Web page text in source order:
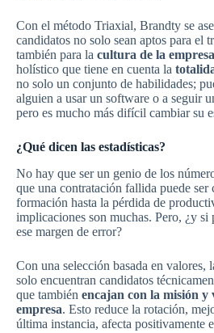
Con el método Triaxial, Brandty se
candidatos no solo sean aptos para el
también para la cultura de la empresa
holístico que tiene en cuenta la
no solo un conjunto de habilidades;
alguien a usar un software o a seguir
pero es mucho más difícil cambiar su
¿Qué dicen las estadísticas?
No hay que ser un genio de los
que una contratación fallida puede ser
formación hasta la pérdida de
implicaciones son muchas. Pero, ¿y si
ese margen de error?
Con una selección basada en valores,
solo encuentran candidatos
que también encajan con la misión y
empresa. Esto reduce la rotación,
última instancia, afecta positivamente